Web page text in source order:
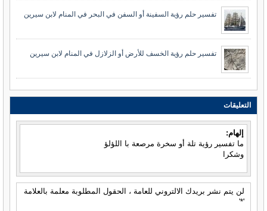
تفسير حلم رؤية السفينة أو السفن في البحر في المنام لابن سيرين
تفسير حلم رؤية الخسف للأرض أو الزلازل في المنام لابن سيرين
التعليقات
إلهام:
ما تفسير رؤية تلة أو سخرة مرصعة با اللؤلؤ
وشكرا
لن يتم نشر بريدك الالتروني للعامة ، الحقول المطلوبة معلمة بالعلامة
'*'